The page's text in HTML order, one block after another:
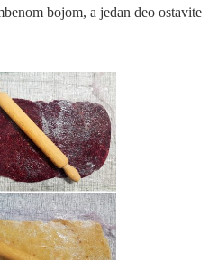
bojom, a jedan deo ostavite